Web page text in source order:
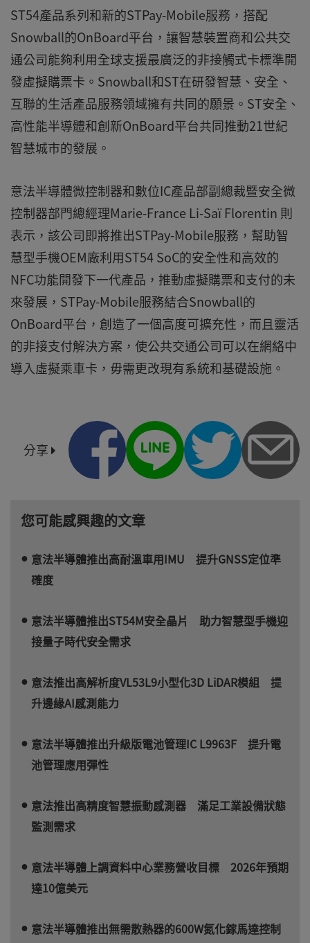
ST54產品系列和新的STPay-Mobile服務，搭配
Snowball的OnBoard平台，讓智慧裝置商和公共交
通公司能夠利用全球支援最廣泛的非接觸式卡標準開
發虛擬購票卡。Snowball和ST在研發智慧、安全、
互聯的生活產品服務領域擁有共同的願景。ST安全、
高性能半導體和創新OnBoard平台共同推動21世紀
智慧城市的發展。
意法半導體微控制器和數位IC產品部副總裁暨安全微
控制器部門總經理Marie-France Li-Saï Florentin 則
表示，該公司即將推出STPay-Mobile服務，幫助智
慧型手機OEM廠利用ST54 SoC的安全性和高效的
NFC功能開發下一代產品，推動虛擬購票和支付的未
來發展，STPay-Mobile服務結合Snowball的
OnBoard平台，創造了一個高度可擴充性，而且靈活
的非接支付解決方案，使公共交通公司可以在網絡中
導入虛擬乘車卡，毋需更改現有系統和基礎設施。
分享
您可能感興趣的文章
意法半導體推出高耐溫車用IMU 提升GNSS定位準
確度
意法半導體推出ST54M安全晶片 助力智慧型手機迎
接量子時代安全需求
意法推出高解析度VL53L9小型化3D LiDAR模組 提
升邊緣AI感測能力
意法半導體推出升級版電池管理IC L9963F 提升電
池管理應用彈性
意法推出高精度智慧振動感測器 滿足工業設備狀態
監測需求
意法半導體上調資料中心業務營收目標 2026年預期
達10億美元
意法半導體推出無需散熱器的600W氮化鎵馬達控制